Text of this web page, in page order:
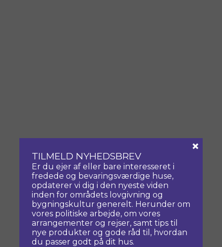
TILMELD NYHEDSBREV
Er du ejer af eller bare interesseret i
fredede og bevaringsværdige huse,
opdaterer vi dig i den nyeste viden
inden for områdets lovgivning og
bygningskultur generelt. Herunder om
vores politiske arbejde, om vores
arrangementer og rejser, samt tips til
nye produkter og gode råd til, hvordan
du passer godt på dit hus.
×